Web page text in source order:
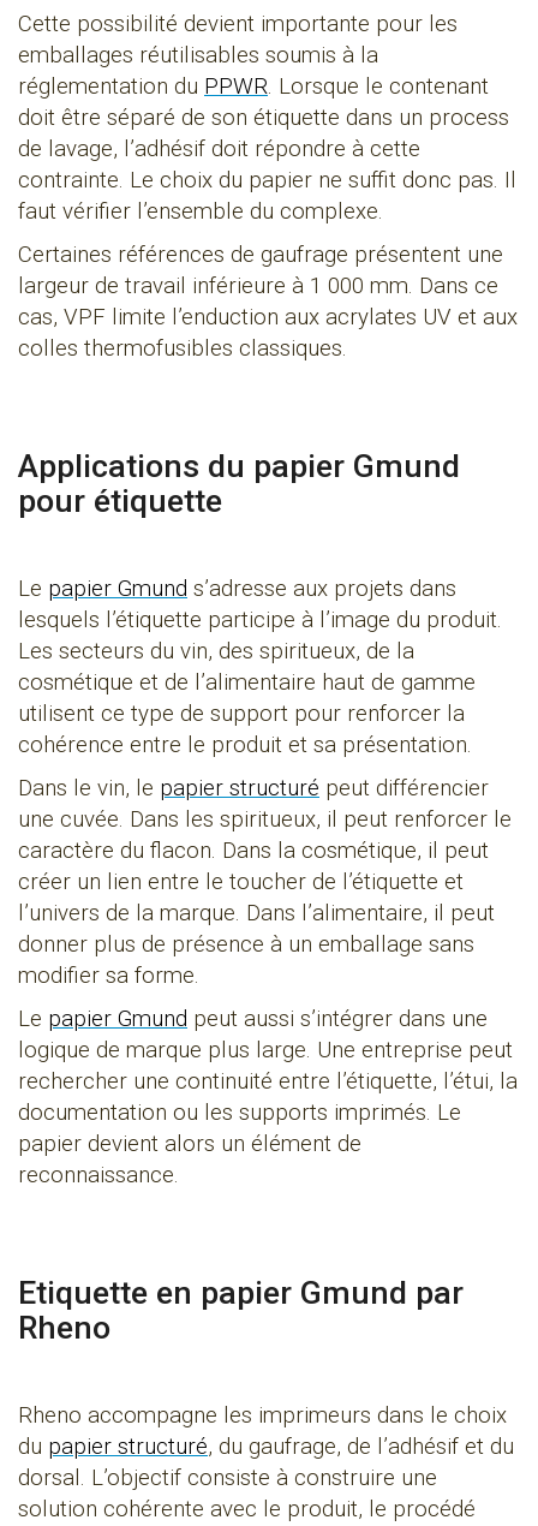
Cette possibilité devient importante pour les
emballages réutilisables soumis à la
réglementation du PPWR. Lorsque le contenant
doit être séparé de son étiquette dans un process
de lavage, l’adhésif doit répondre à cette
contrainte. Le choix du papier ne suffit donc pas. Il
faut vérifier l’ensemble du complexe.
Certaines références de gaufrage présentent une
largeur de travail inférieure à 1 000 mm. Dans ce
cas, VPF limite l’enduction aux acrylates UV et aux
colles thermofusibles classiques.
Applications du papier Gmund
pour étiquette
Le papier Gmund s’adresse aux projets dans
lesquels l’étiquette participe à l’image du produit.
Les secteurs du vin, des spiritueux, de la
cosmétique et de l’alimentaire haut de gamme
utilisent ce type de support pour renforcer la
cohérence entre le produit et sa présentation.
Dans le vin, le papier structuré peut différencier
une cuvée. Dans les spiritueux, il peut renforcer le
caractère du flacon. Dans la cosmétique, il peut
créer un lien entre le toucher de l’étiquette et
l’univers de la marque. Dans l’alimentaire, il peut
donner plus de présence à un emballage sans
modifier sa forme.
Le papier Gmund peut aussi s’intégrer dans une
logique de marque plus large. Une entreprise peut
rechercher une continuité entre l’étiquette, l’étui, la
documentation ou les supports imprimés. Le
papier devient alors un élément de
reconnaissance.
Etiquette en papier Gmund par
Rheno
Rheno accompagne les imprimeurs dans le choix
du papier structuré, du gaufrage, de l’adhésif et du
dorsal. L’objectif consiste à construire une
solution cohérente avec le produit, le procédé